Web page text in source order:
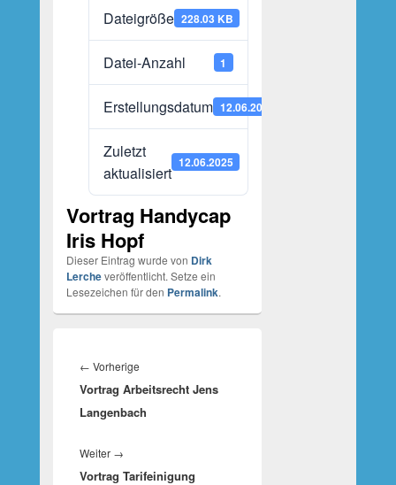
Dateigröße 228.03 KB
Datei-Anzahl 1
Erstellungsdatum 12.06.2025
Zuletzt
aktualisiert
12.06.2025
Vortrag Handycap
Iris Hopf
Dieser Eintrag wurde von Dirk
Lercheveröffentlicht. Setze ein
Lesezeichen für den Permalink.
← VorherigeVorheriger
Beitrag:
Vortrag Arbeitsrecht Jens
Langenbach
Weiter →Nächster
Beitrag:
Vortrag Tarifeinigung